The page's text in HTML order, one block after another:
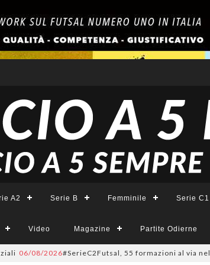
A2 Serie B Femminile Serie C1
Video Magazine Partite Odierne
06/08/2026#SerieC2Futsal, 55 formazioni al via nel